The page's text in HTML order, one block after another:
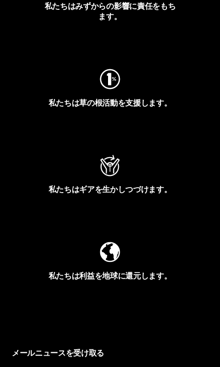
私たちはみずからの影響に責任をもち
ます。
私たちは草の根活動を支援します。
私たちはギアを生かしつづけます。
私たちは利益を地球に還元します。
メールニュースを受け取る